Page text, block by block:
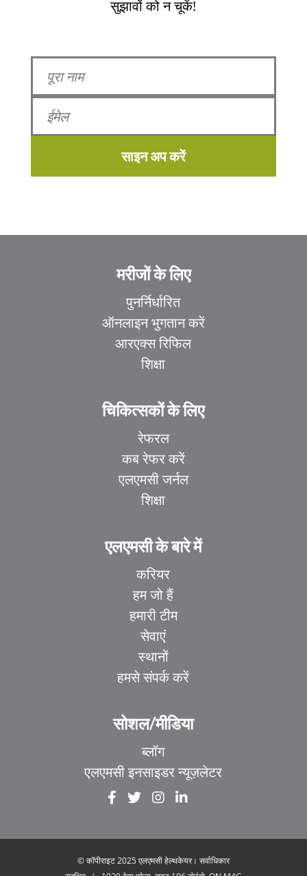
सुझावों को न चूकें!
साइन अप करें
मरीजों के लिए
पुनर्निर्धारित
ऑनलाइन भुगतान करें
आरएक्स रिफिल
शिक्षा
चिकित्सकों के लिए
रेफरल
कब रेफर करें
एलएमसी जर्नल
शिक्षा
एलएमसी के बारे में
करियर
हम जो हैं
हमारी टीम
सेवाएं
स्थानों
हमसे संपर्क करें
सोशल/मीडिया
ब्लॉग
एलएमसी इनसाइडर न्यूज़लेटर
© कॉपीराइट 2025 एलएमसी हेल्थकेयर। सर्वाधिकार